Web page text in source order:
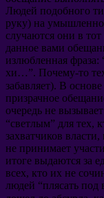
Людей подобного
руку) на умышленно
случаются они в
данное вами
излюбленная фраза:
хи…”. Почему-то
забавляет). В
призрачное
очередь не
“светлым” для тех,
захватчиков власти,
не принимает
итоге выдаются за
всех, кто их не
людей “плясать под